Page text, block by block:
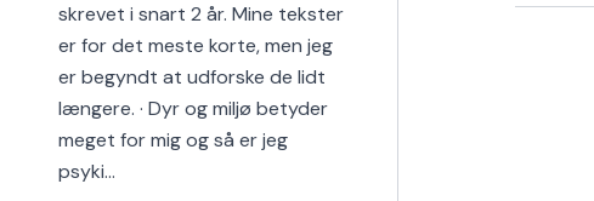
skrevet i snart 2 år. Mine tekster
er for det meste korte, men jeg
er begyndt at udforske de lidt
længere. · Dyr og miljø betyder
meget for mig og så er jeg
psyki…